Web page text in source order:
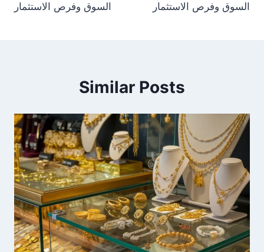
السوق وفرص الاستثمار
السوق وفرص الاستثمار
Similar Posts